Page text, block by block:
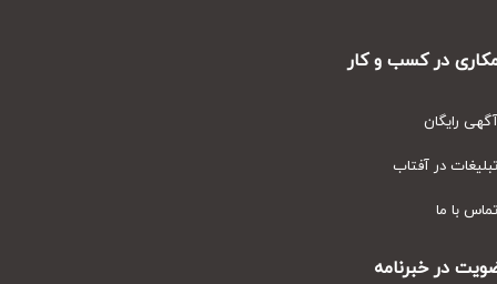
در کسب و کار
رایگان
در آفتاب
با ما
در خبرنامه